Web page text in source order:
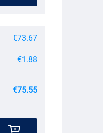
€73.67
€1.88
€75.55